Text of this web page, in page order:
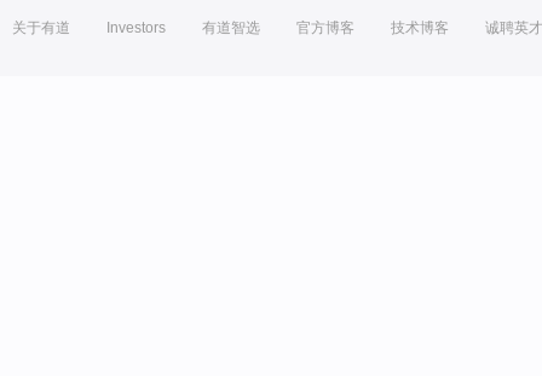
关于有道 Investors 有道智选 官方博客 技术博客 诚聘英才